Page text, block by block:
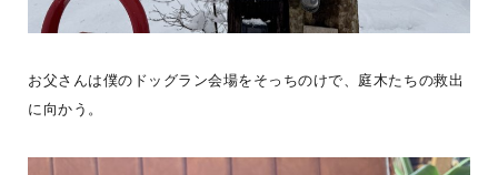
お父さんは僕のドッグラン会場をそっちのけで、庭木たちの救出
に向かう。